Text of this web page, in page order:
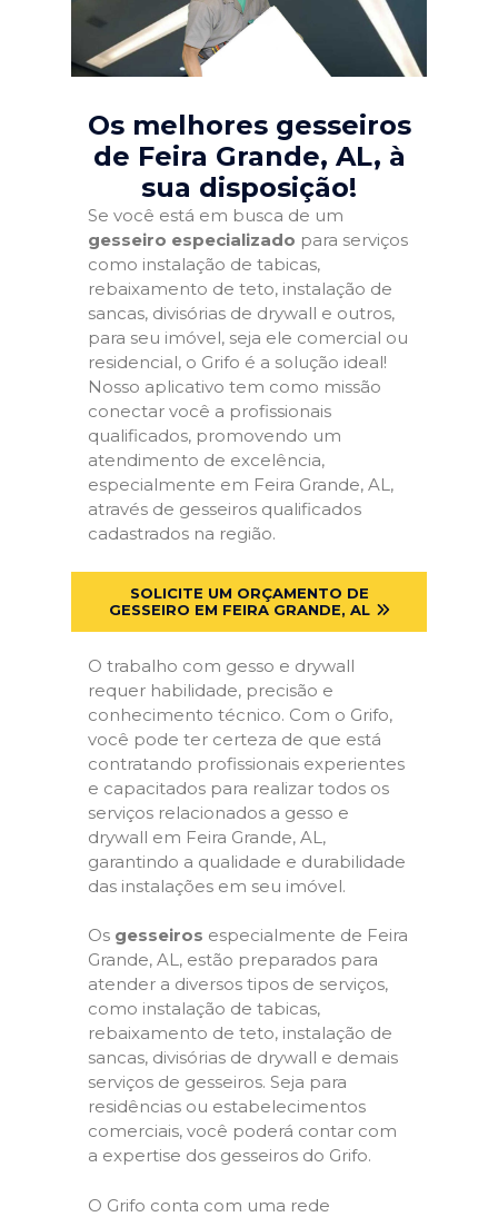
Os melhores gesseiros
de Feira Grande, AL, à
sua disposição!
Se você está em busca de um
gesseiro especializado para serviços
como instalação de tabicas,
rebaixamento de teto, instalação de
sancas, divisórias de drywall e outros,
para seu imóvel, seja ele comercial ou
residencial, o Grifo é a solução ideal!
Nosso aplicativo tem como missão
conectar você a profissionais
qualificados, promovendo um
atendimento de excelência,
especialmente em Feira Grande, AL,
através de gesseiros qualificados
cadastrados na região.
SOLICITE UM ORÇAMENTO DE
GESSEIRO EM FEIRA GRANDE, AL
O trabalho com gesso e drywall
requer habilidade, precisão e
conhecimento técnico. Com o Grifo,
você pode ter certeza de que está
contratando profissionais experientes
e capacitados para realizar todos os
serviços relacionados a gesso e
drywall em Feira Grande, AL,
garantindo a qualidade e durabilidade
das instalações em seu imóvel.
Os gesseiros especialmente de Feira
Grande, AL, estão preparados para
atender a diversos tipos de serviços,
como instalação de tabicas,
rebaixamento de teto, instalação de
sancas, divisórias de drywall e demais
serviços de gesseiros. Seja para
residências ou estabelecimentos
comerciais, você poderá contar com
a expertise dos gesseiros do Grifo.
O Grifo conta com uma rede